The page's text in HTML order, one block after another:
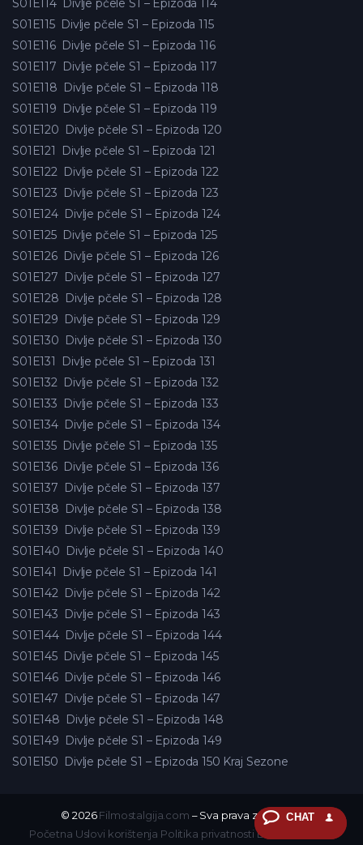
S01E115 Divlje pčele S1 – Epizoda 115
S01E116 Divlje pčele S1 – Epizoda 116
S01E117 Divlje pčele S1 – Epizoda 117
S01E118 Divlje pčele S1 – Epizoda 118
S01E119 Divlje pčele S1 – Epizoda 119
S01E120 Divlje pčele S1 – Epizoda 120
S01E121
Divlje pčele S1 – Epizoda 121
S01E122 Divlje pčele S1 – Epizoda 122
S01E123 Divlje pčele S1 – Epizoda 123
S01E124 Divlje pčele S1 – Epizoda 124
S01E125 Divlje pčele S1 – Epizoda 125
S01E126 Divlje pčele S1 – Epizoda 126
S01E127 Divlje pčele S1 – Epizoda 127
S01E128 Divlje pčele S1 – Epizoda 128
S01E129 Divlje pčele S1 – Epizoda 129
S01E130 Divlje pčele S1 – Epizoda 130
S01E131
Divlje pčele S1 – Epizoda 131
S01E132 Divlje pčele S1 – Epizoda 132
S01E133 Divlje pčele S1 – Epizoda 133
S01E134 Divlje pčele S1 – Epizoda 134
S01E135 Divlje pčele S1 – Epizoda 135
S01E136 Divlje pčele S1 – Epizoda 136
S01E137 Divlje pčele S1 – Epizoda 137
S01E138 Divlje pčele S1 – Epizoda 138
S01E139 Divlje pčele S1 – Epizoda 139
S01E140 Divlje pčele S1 – Epizoda 140
S01E141
Divlje pčele S1 – Epizoda 141
S01E142 Divlje pčele S1 – Epizoda 142
S01E143 Divlje pčele S1 – Epizoda 143
S01E144 Divlje pčele S1 – Epizoda 144
S01E145 Divlje pčele S1 – Epizoda 145
S01E146 Divlje pčele S1 – Epizoda 146
S01E147 Divlje pčele S1 – Epizoda 147
S01E148 Divlje pčele S1 – Epizoda 148
S01E149 Divlje pčele S1 – Epizoda 149
S01E150 Divlje pčele S1 – Epizoda 150 Kraj Sezone
© 2026Filmostalgija.com – Sva prava zadržana.
Početna Uslovi korištenja Politika privatnosti DMCA
CHAT